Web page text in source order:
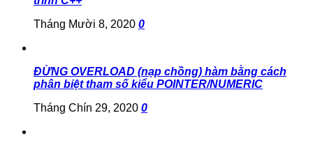
Tháng Mười 8, 2020 0
ĐỪNG OVERLOAD (nạp chồng) hàm bằng cách
phân biệt tham số kiểu POINTER/NUMERIC
Tháng Chín 29, 2020 0